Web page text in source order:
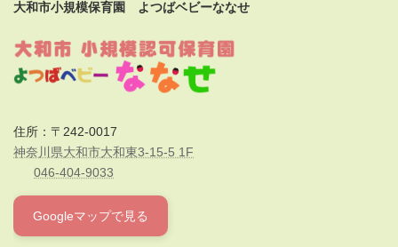
大和市小規模保育園 よつばベビーななせ
住所：〒242-0017
神奈川県大和市大和東3-15-5 1F
046-404-9033
Googleマップで見る